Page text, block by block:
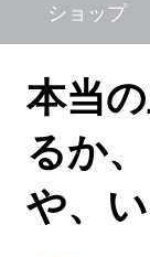
ショップ
本当
るか
や、